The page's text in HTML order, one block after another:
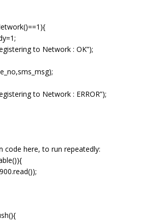
to Network : OK”);
to Network : ERROR”);
code here, to run repeatedly: